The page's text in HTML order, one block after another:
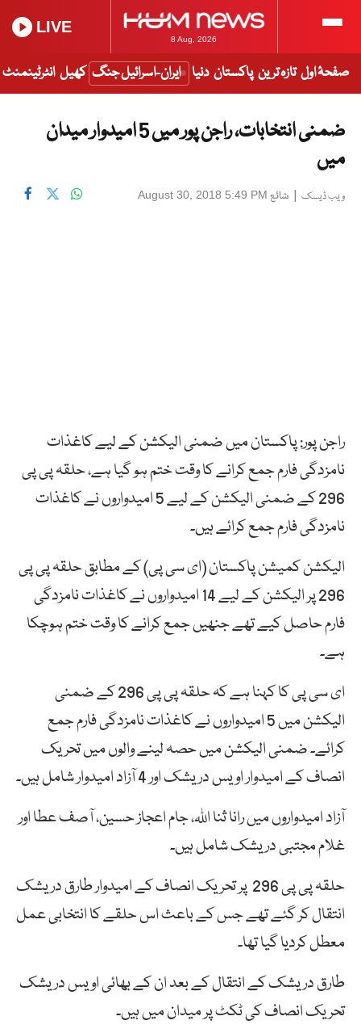
8 Aug, 2026
LIVE
صفحۂ اول تازہ ترین پاکستان دنیا ایران-اسرائیل جنگ کھیل انٹرٹینمنٹ
ضمنی انتخابات، راجن پور میں 5 امیدوار میدان
میں
ویب ڈیسک | شائع August 30, 2018 5:49 PM
راجن پور: پاکستان میں ضمنی الیکشن کے لیے کاغذات
نامزدگی فارم جمع کرانے کا وقت ختم ہو گیا ہے، حلقہ پی پی
296 کے ضمنی الیکشن کے لیے 5 امیدواروں نے کاغذات
نامزدگی فارم جمع کرائے ہیں۔
الیکشن کمیشن پاکستان (ای سی پی) کے مطابق حلقہ پی پی
296 پر الیکشن کے لیے 14 امیدواروں نے کاغذات نامزدگی
فارم حاصل کیے تھے جنھیں جمع کرانے کا وقت ختم ہوچکا
ہے۔
ای سی پی کا کہنا ہے کہ حلقہ پی پی 296 کے ضمنی
الیکشن میں 5 امیدواروں نے کاغذات نامزدگی فارم جمع
کرائے۔ ضمنی الیکشن میں حصہ لینے والوں میں تحریک
انصاف کے امیدوار اویس دریشک اور 4 آزاد امیدوار شامل ہیں۔
آزاد امیدواروں میں رانا ثنا اللہ، جام اعجاز حسین، آصف عطا اور
غلام مجتبی دریشک شامل ہیں۔
حلقہ پی پی 296 پر تحریک انصاف کے امیدوار طارق دریشک
انتقال کر گئے تھے جس کے باعث اس حلقے کا انتخابی عمل
معطل کردیا گیا تھا۔
طارق دریشک کے انتقال کے بعد ان کے بھائی اویس دریشک
تحریک انصاف کی ٹکٹ پر میدان میں ہیں۔